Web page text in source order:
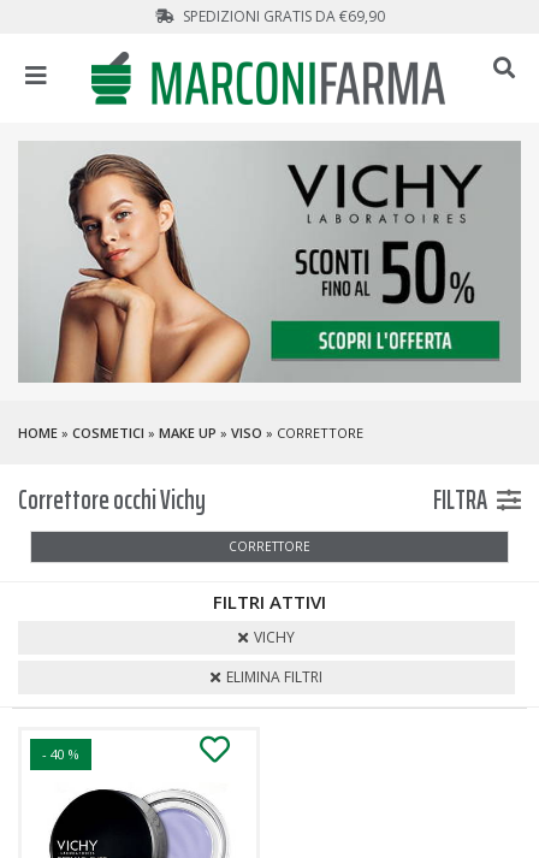
SPEDIZIONI GRATIS DA €69,90
HOME » COSMETICI » MAKE UP » VISO » CORRETTORE
Correttore occhi Vichy FILTRA
CORRETTORE
FILTRI ATTIVI
VICHY
ELIMINA FILTRI
- 40 %